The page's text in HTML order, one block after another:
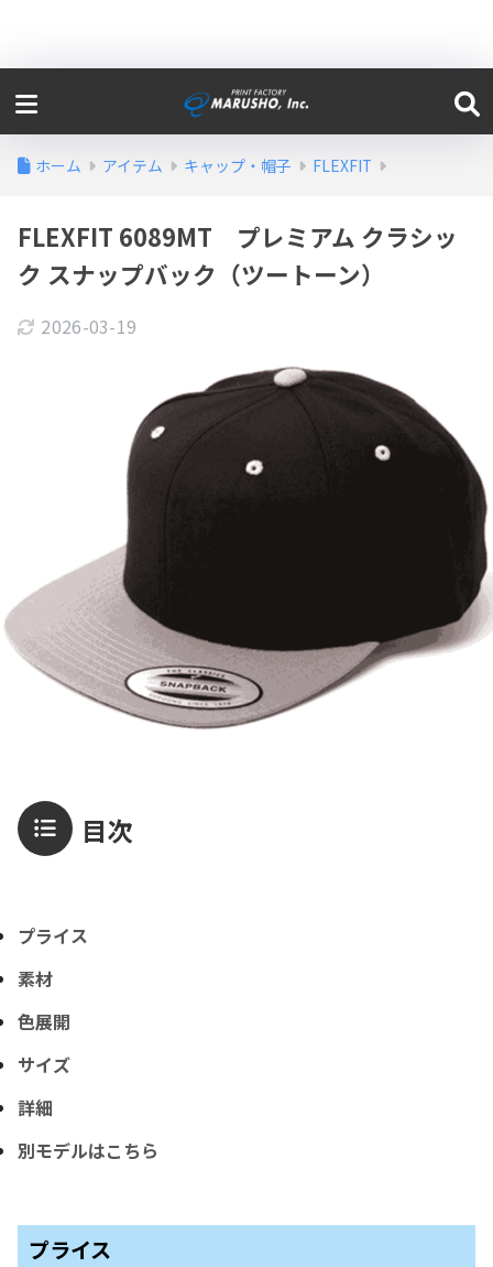
ホーム アイテム キャップ・帽子 FLEXFIT
FLEXFIT 6089MT プレミアム クラシッ
ク スナップバック（ツートーン）
2026-03-19
目次
プライス
素材
色展開
サイズ
詳細
別モデルはこちら
プライス